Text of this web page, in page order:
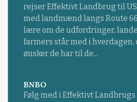
rejser Effektivt Landbrug til
med landmænd langs Route
lære om de udfordringer,
farmers står med i hverdagen,
ønsker de har til de...
BNBO
Følg med i Effektivt